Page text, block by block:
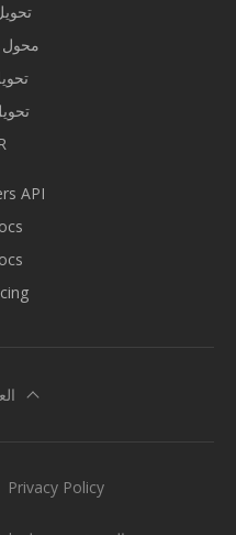
محول
API
Privacy Policy